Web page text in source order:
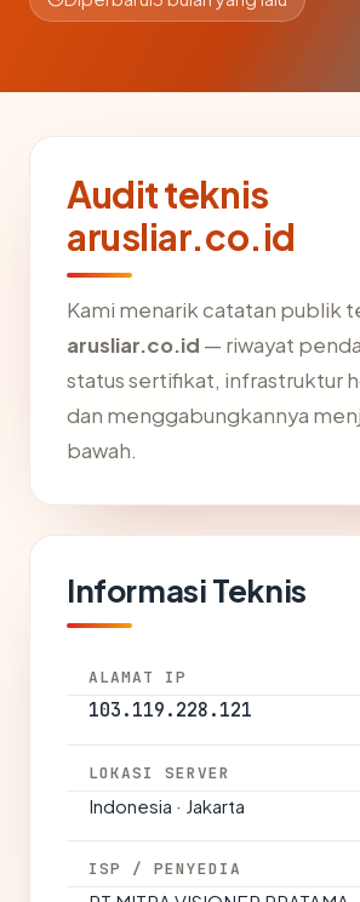
Audit teknis
arusliar.co.id
Kami menarik catatan publik
arusliar.co.id — riwayat
status sertifikat, infrastruktur
dan menggabungkannya
bawah.
Informasi Teknis
ALAMAT IP
103.119.228.121
LOKASI SERVER
Indonesia · Jakarta
ISP / PENYEDIA